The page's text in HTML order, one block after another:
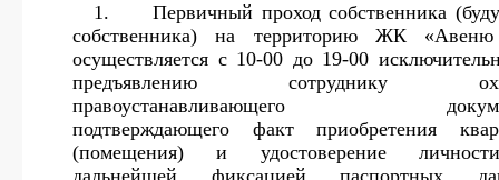
1.
Первичный проход собственника
собственника) на территорию ЖК
осуществляется с 10-00 до 19-00
предъявлению сотруднику
правоустанавливающего
подтверждающего факт приобретения
(помещения) и удостоверение
дальнейшей фиксацией паспортных